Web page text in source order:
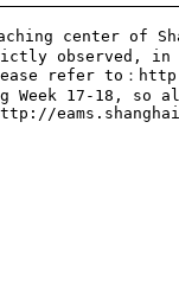
center of
observed, in
refer to：
17-18, so